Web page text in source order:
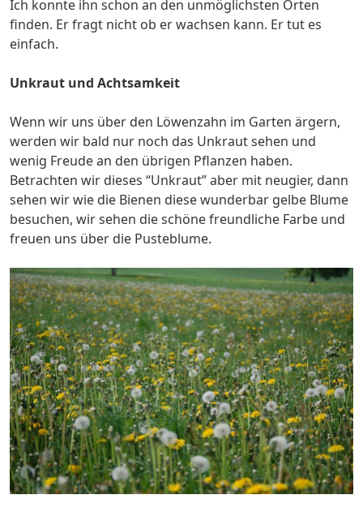
Ich konnte ihn schon an den unmöglichsten Orten
finden. Er fragt nicht ob er wachsen kann. Er tut es
einfach.
Unkraut und Achtsamkeit
Wenn wir uns über den Löwenzahn im Garten ärgern,
werden wir bald nur noch das Unkraut sehen und
wenig Freude an den übrigen Pflanzen haben.
Betrachten wir dieses “Unkraut” aber mit neugier, dann
sehen wir wie die Bienen diese wunderbar gelbe Blume
besuchen, wir sehen die schöne freundliche Farbe und
freuen uns über die Pusteblume.